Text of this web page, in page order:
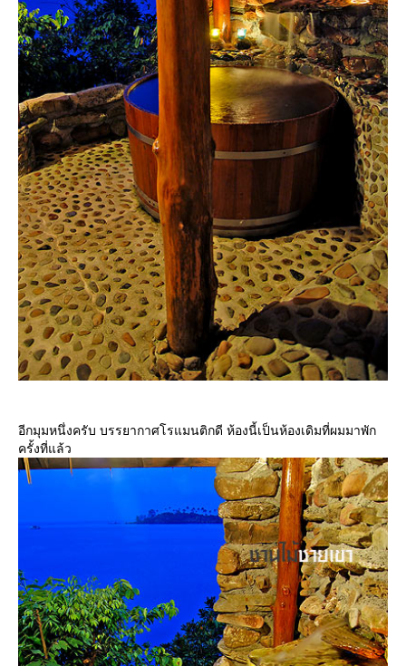
อีกมุมหนึ่งครับ บรรยากาศโรแมนติกดี ห้องนี้เป็นห้องเดิมที่ผมมาพัก
ครั้งที่แล้ว